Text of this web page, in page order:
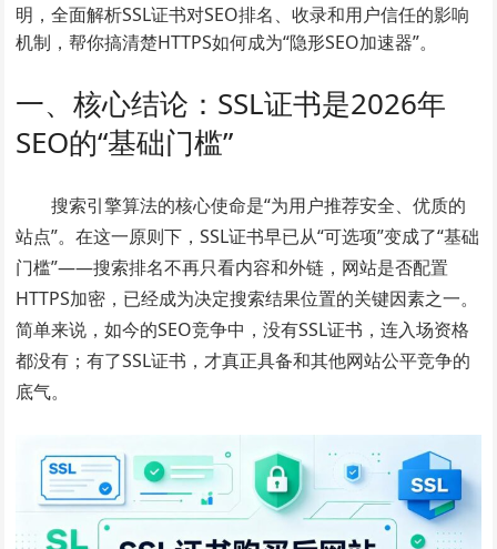
明，全面解析SSL证书对SEO排名、收录和用户信任的影响
机制，帮你搞清楚HTTPS如何成为“隐形SEO加速器”。
一、核心结论：SSL证书是2026年
SEO的“基础门槛”
搜索引擎算法的核心使命是“为用户推荐安全、优质的
站点”。在这一原则下，SSL证书早已从“可选项”变成了“基础
门槛”——搜索排名不再只看内容和外链，网站是否配置
HTTPS加密，已经成为决定搜索结果位置的关键因素之一。
简单来说，如今的SEO竞争中，没有SSL证书，连入场资格
都没有；有了SSL证书，才真正具备和其他网站公平竞争的
底气。